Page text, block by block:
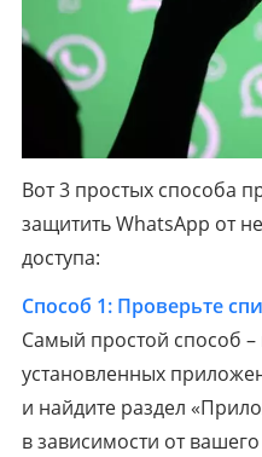
Вот 3 простых способа
защитить WhatsApp от
доступа:
Способ 1: Проверьте
Самый простой способ –
установленных
и найдите раздел
в зависимости от